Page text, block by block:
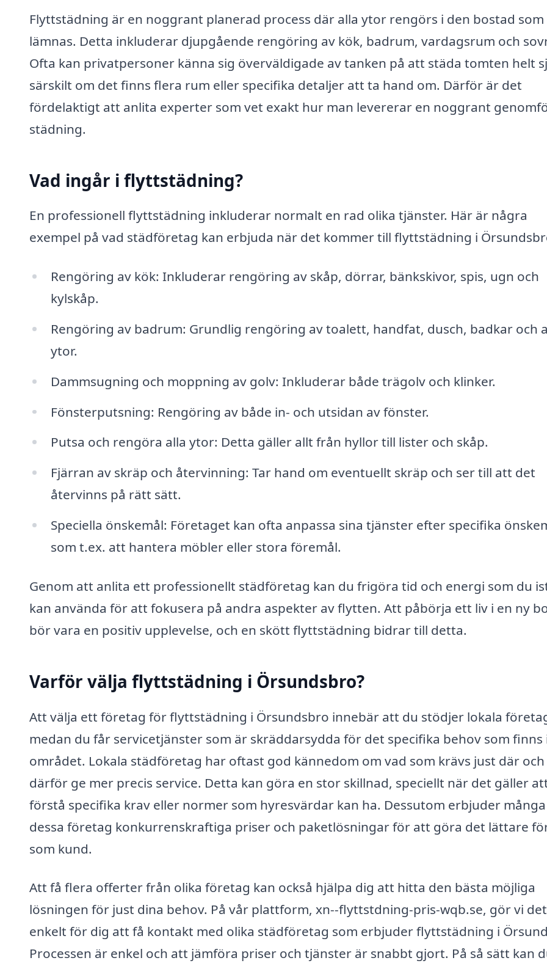
Flyttstädning är en noggrant planerad process där alla ytor rengörs i den bostad som
lämnas. Detta inkluderar djupgående rengöring av kök, badrum, vardagsrum och
Ofta kan privatpersoner känna sig överväldigade av tanken på att städa tomten helt
särskilt om det finns flera rum eller specifika detaljer att ta hand om. Därför är det
fördelaktigt att anlita experter som vet exakt hur man levererar en noggrant
städning.
Vad ingår i flyttstädning?
En professionell flyttstädning inkluderar normalt en rad olika tjänster. Här är några
exempel på vad städföretag kan erbjuda när det kommer till flyttstädning i
Rengöring av kök: Inkluderar rengöring av skåp, dörrar, bänkskivor, spis, ugn och
kylskåp.
Rengöring av badrum: Grundlig rengöring av toalett, handfat, dusch, badkar och
ytor.
Dammsugning och moppning av golv: Inkluderar både trägolv och klinker.
Fönsterputsning: Rengöring av både in- och utsidan av fönster.
Putsa och rengöra alla ytor: Detta gäller allt från hyllor till lister och skåp.
Fjärran av skräp och återvinning: Tar hand om eventuellt skräp och ser till att det
återvinns på rätt sätt.
Speciella önskemål: Företaget kan ofta anpassa sina tjänster efter specifika
som t.ex. att hantera möbler eller stora föremål.
Genom att anlita ett professionellt städföretag kan du frigöra tid och energi som du
kan använda för att fokusera på andra aspekter av flytten. Att påbörja ett liv i en ny
bör vara en positiv upplevelse, och en skött flyttstädning bidrar till detta.
Varför välja flyttstädning i Örsundsbro?
Att välja ett företag för flyttstädning i Örsundsbro innebär att du stödjer lokala
medan du får servicetjänster som är skräddarsydda för det specifika behov som finns
området. Lokala städföretag har oftast god kännedom om vad som krävs just där och
därför ge mer precis service. Detta kan göra en stor skillnad, speciellt när det gäller
förstå specifika krav eller normer som hyresvärdar kan ha. Dessutom erbjuder
dessa företag konkurrenskraftiga priser och paketlösningar för att göra det lättare
som kund.
Att få flera offerter från olika företag kan också hjälpa dig att hitta den bästa möjliga
lösningen för just dina behov. På vår plattform, xn--flyttstdning-pris-wqb.se, gör vi det
enkelt för dig att få kontakt med olika städföretag som erbjuder flyttstädning i
Processen är enkel och att jämföra priser och tjänster är snabbt gjort. På så sätt kan